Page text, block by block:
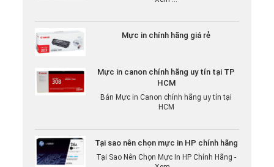
Mực in chính hãng giá rẻ
Mực in canon chính hãng uy tín tại TP
HCM
Bán Mực in Canon chính hãng uy tín tại
HCM
Tại sao nên chọn mực in HP chính hãng
Tại Sao Nên Chọn Mực In HP Chính Hãng -
Xem ...